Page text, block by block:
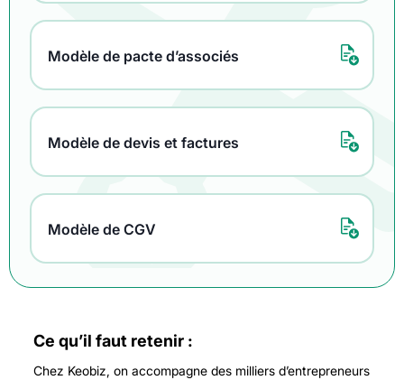
Modèle de pacte d’associés
Modèle de devis et factures
Modèle de CGV
Ce qu’il faut retenir :
Chez Keobiz, on accompagne des milliers d’entrepreneurs